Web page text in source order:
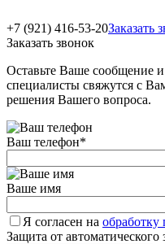
+7 (921) 416-53-20Заказать
Заказать звонок
Оставьте Ваше сообщение
специалисты свяжутся с
решения Вашего вопроса.
Ваш телефон*
Ваше имя
Я согласен на
Защита от автоматического